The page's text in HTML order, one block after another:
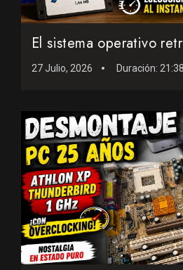
27 Julio, 2026 Duración: 21:38